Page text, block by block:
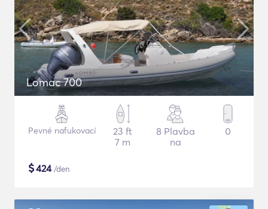
Lomac 700
Pevné nafukovací
23 ft
7 m
8 Plavba
na
0
$424/den